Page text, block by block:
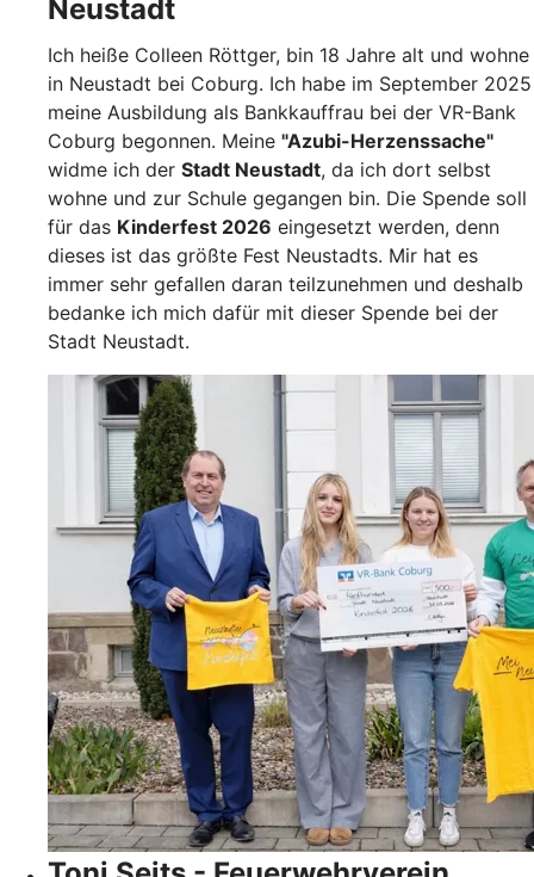
Neustadt
Ich heiße Colleen Röttger, bin 18 Jahre alt und wohne
in Neustadt bei Coburg. Ich habe im September 2025
meine Ausbildung als Bankkauffrau bei der VR-Bank
Coburg begonnen. Meine "Azubi-Herzenssache"
widme ich der Stadt Neustadt, da ich dort selbst
wohne und zur Schule gegangen bin. Die Spende soll
für das Kinderfest 2026 eingesetzt werden, denn
dieses ist das größte Fest Neustadts. Mir hat es
immer sehr gefallen daran teilzunehmen und deshalb
bedanke ich mich dafür mit dieser Spende bei der
Stadt Neustadt.